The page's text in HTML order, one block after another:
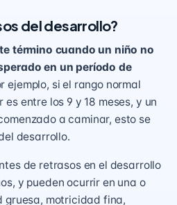
del desarrollo?
término cuando un niño no
en un período de
ejemplo, si el rango normal
entre los 9 y 18 meses, y un
a caminar, esto se
desarrollo.
de retrasos en el desarrollo
y pueden ocurrir en una o
gruesa, motricidad fina,